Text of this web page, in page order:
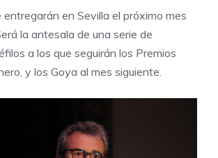
entregarán en Sevilla el próximo mes
la antesala de una serie de
a los que seguirán los Premios
y los Goya al mes siguiente.